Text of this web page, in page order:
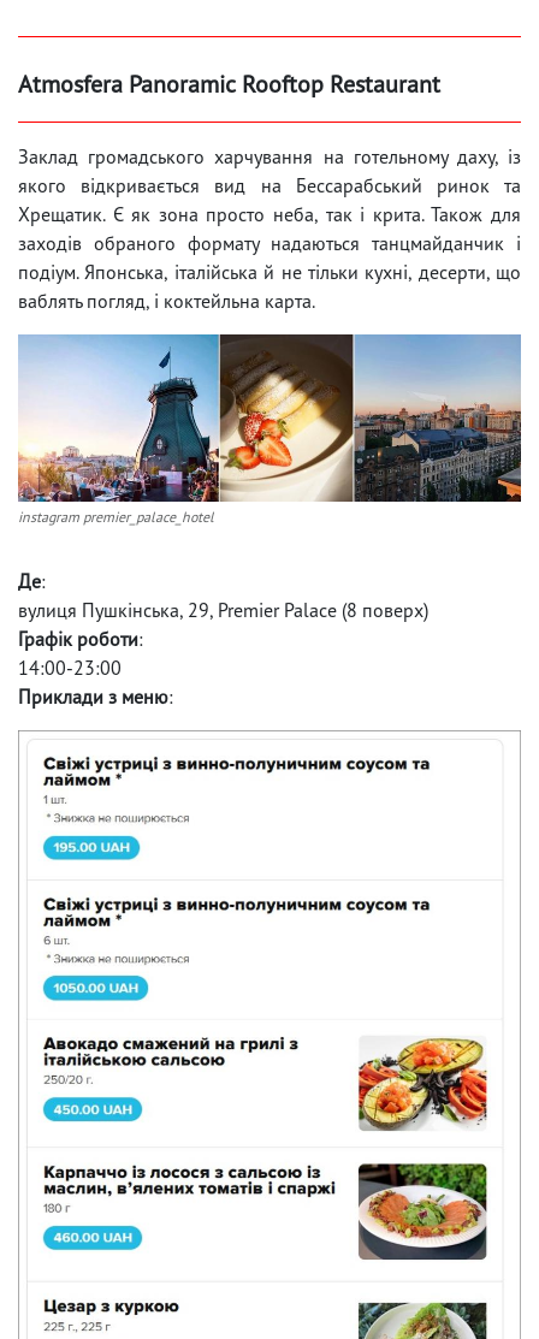
Atmosfera Panoramic Rooftop Restaurant
Заклад громадського харчування на готельному даху, із
якого відкривається вид на Бессарабський ринок та
Хрещатик. Є як зона просто неба, так і крита. Також для
заходів обраного формату надаються танцмайданчик і
подіум. Японська, італійська й не тільки кухні, десерти, що
ваблять погляд, і коктейльна карта.
instagram premier_palace_hotel
Де:
вулиця Пушкінська, 29, Premier Palace (8 поверх)
Графік роботи:
14:00-23:00
Приклади з меню: